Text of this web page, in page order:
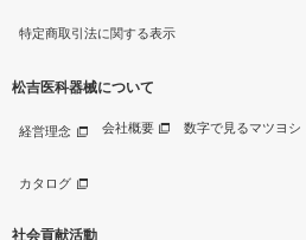
特定商取引法に関する表示
松吉医科器械について
経営理念 会社概要 数字で見るマツヨシ
カタログ
社会貢献活動